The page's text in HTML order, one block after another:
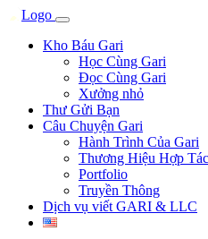
Kho Báu Gari
Học Cùng Gari
Đọc Cùng Gari
Xưởng nhỏ
Thư Gửi Bạn
Câu Chuyện Gari
Hành Trình Của Gari
Thương Hiệu Hợp Tác
Portfolio
Truyền Thông
Dịch vụ viết GARI & LLC